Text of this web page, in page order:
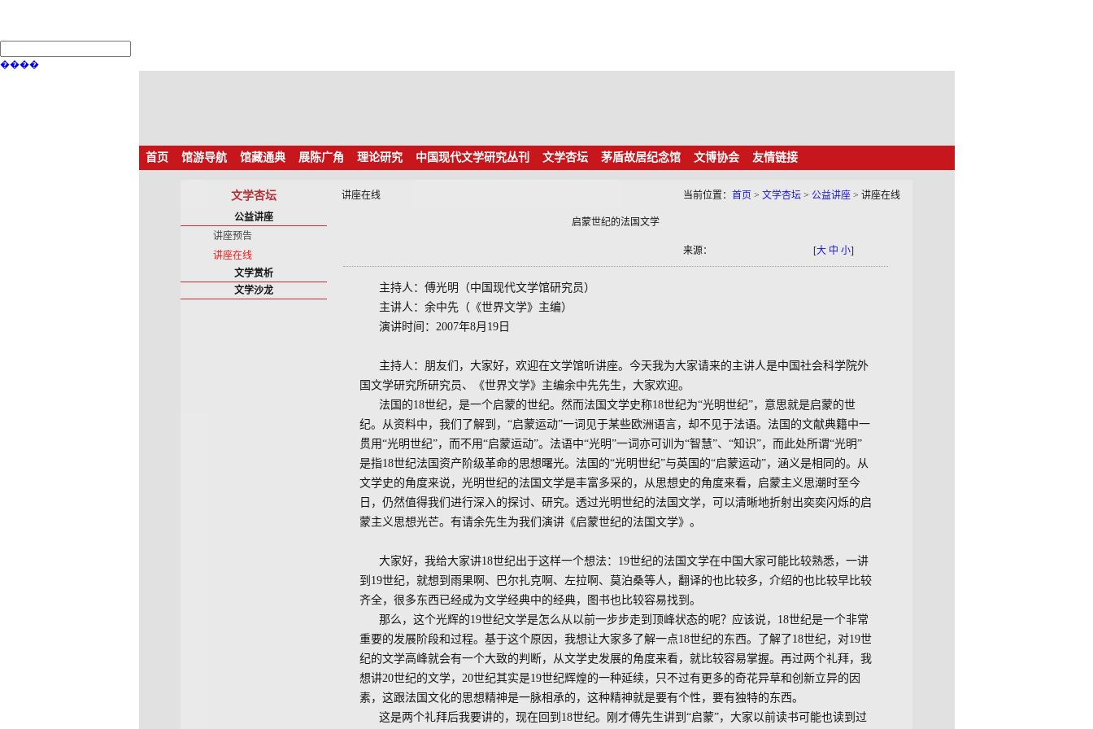
����
首页 馆游导航 馆藏通典 展陈广角 理论研究 中国现代文学研究丛刊 文学杏坛 茅盾故居纪念馆 文博协会 友情链接
文学杏坛 讲座在线 当前位置： 首页 > 文学杏坛 > 公益讲座 > 讲座在线
公益讲座
讲座预告
讲座在线
文学赏析
文学沙龙
启蒙世纪的法国文学
来源： [大 中 小]
主持人：傅光明（中国现代文学馆研究员）
主讲人：余中先（《世界文学》主编）
演讲时间：2007年8月19日
主持人：朋友们，大家好，欢迎在文学馆听讲座。今天我为大家请来的主讲人是中国社会科学院外
国文学研究所研究员、《世界文学》主编余中先先生，大家欢迎。
法国的18世纪，是一个启蒙的世纪。然而法国文学史称18世纪为“光明世纪”，意思就是启蒙的世
纪。从资料中，我们了解到，“启蒙运动”一词见于某些欧洲语言，却不见于法语。法国的文献典籍中一
贯用“光明世纪”，而不用“启蒙运动”。法语中“光明”一词亦可训为“智慧”、“知识”，而此处所谓“光明”
是指18世纪法国资产阶级革命的思想曙光。法国的“光明世纪”与英国的“启蒙运动”，涵义是相同的。从
文学史的角度来说，光明世纪的法国文学是丰富多采的，从思想史的角度来看，启蒙主义思潮时至今
日，仍然值得我们进行深入的探讨、研究。透过光明世纪的法国文学，可以清晰地折射出奕奕闪烁的启
蒙主义思想光芒。有请余先生为我们演讲《启蒙世纪的法国文学》。
大家好，我给大家讲18世纪出于这样一个想法：19世纪的法国文学在中国大家可能比较熟悉，一讲
到19世纪，就想到雨果啊、巴尔扎克啊、左拉啊、莫泊桑等人，翻译的也比较多，介绍的也比较早比较
齐全，很多东西已经成为文学经典中的经典，图书也比较容易找到。
那么，这个光辉的19世纪文学是怎么从以前一步步走到顶峰状态的呢？应该说，18世纪是一个非常
重要的发展阶段和过程。基于这个原因，我想让大家多了解一点18世纪的东西。了解了18世纪，对19世
纪的文学高峰就会有一个大致的判断，从文学史发展的角度来看，就比较容易掌握。再过两个礼拜，我
想讲20世纪的文学，20世纪其实是19世纪辉煌的一种延续，只不过有更多的奇花异草和创新立异的因
素，这跟法国文化的思想精神是一脉相承的，这种精神就是要有个性，要有独特的东西。
这是两个礼拜后我要讲的，现在回到18世纪。刚才傅先生讲到“启蒙”，大家以前读书可能也读到过